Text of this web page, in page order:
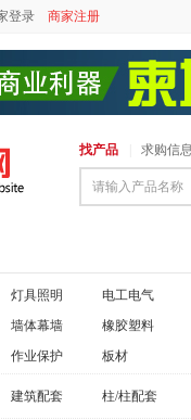
登录 商家注册
找产品 求购信息
请输入产品名称
灯具照明 电工电气
墙体幕墙 橡胶塑料
作业保护 板材
建筑配套 柱/柱配套